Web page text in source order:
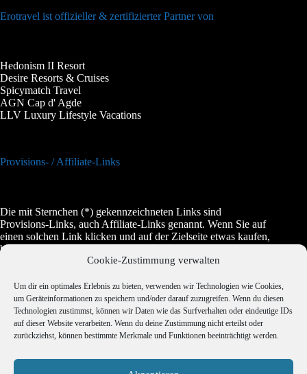
Cookie-Zustimmung verwalten
Um dir ein optimales Erlebnis zu bieten, verwenden wir Technologien wie Cookies,
um Geräteinformationen zu speichern und/oder darauf zuzugreifen. Wenn du diesen
Technologien zustimmst, können wir Daten wie das Surfverhalten oder eindeutige IDs
auf dieser Website verarbeiten. Wenn du deine Zustimmung nicht erteilst oder
zurückziehst, können bestimmte Merkmale und Funktionen beeinträchtigt werden.
Erotravel ist offizieller & zertifizierter Partner von
Hedonism II Resort
Desire Resorts & Cruises
Spicymatch Travel
AGN Cap d' Agde
LLV Luxury Lifestyle Vacations
Provisions- / Affiliate-Links
Die mit Sternchen (*) gekennzeichneten Links sind
Provisions-Links, auch Affiliate-Links genannt. Wenn Sie auf
einen solchen Link klicken und auf der Zielseite etwas kaufen,
bekommen wir vom betreffenden Anbieter oder Online-Shop
eine Vermittlerprovision. Es entstehen für Sie keine Nachteile
etwas günstiger.
Jugendschutz